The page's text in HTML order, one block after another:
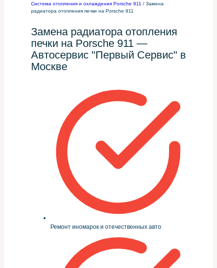
Система отопления и охлаждения Porsche 911 / Замена
радиатора отопления печки на Porsche 911
Замена радиатора отопления
печки на Porsche 911 —
Автосервис "Первый Сервис" в
Москве
Ремонт иномарок и отечественных авто